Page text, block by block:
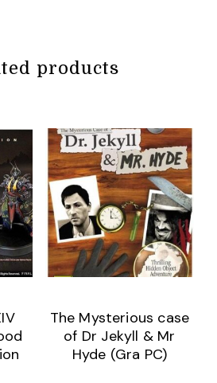
products
The Mysterious case
of Dr Jekyll & Mr
Hyde (Gra PC)